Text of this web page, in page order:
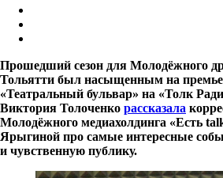
Прошедший сезон для Молодёжного
Тольятти был насыщенным на
«Театральный бульвар» на «Толк
Виктория Толоченко рассказала
Молодёжного медиахолдинга «Есть
Ярыгиной про самые интересные
и чувственную публику.